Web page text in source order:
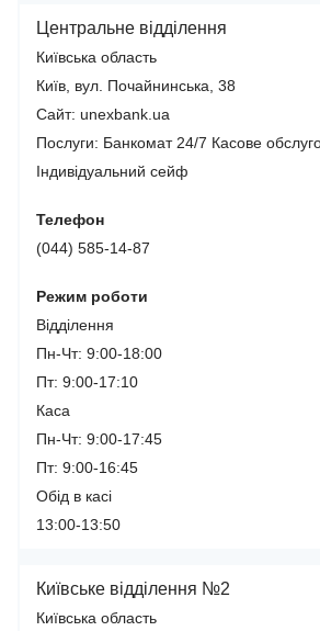
Центральне відділення
Київська область
Київ, вул. Почайнинська, 38
Сайт: unexbank.ua
Послуги: Банкомат 24/7 Касове
Індивідуальний сейф
Телефон
(044) 585-14-87
Режим роботи
Відділення
Пн-Чт: 9:00-18:00
Пт: 9:00-17:10
Каса
Пн-Чт: 9:00-17:45
Пт: 9:00-16:45
Обід в касі
13:00-13:50
Київське відділення №2
Київська область